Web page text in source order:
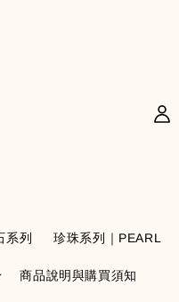
系列 珍珠系列｜PEARL
商品說明與購買須知